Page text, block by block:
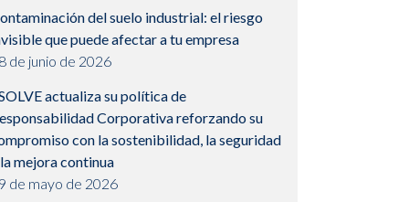
del suelo industrial: el riesgo
que puede afectar a tu empresa
de junio de 2026
actualiza su política de
Corporativa reforzando su
con la sostenibilidad, la seguridad
mejora continua
de mayo de 2026